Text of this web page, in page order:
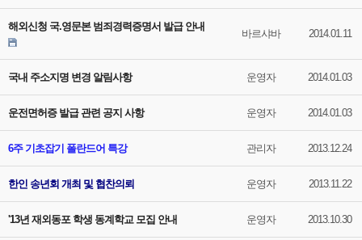
해외신청 국.영문본 범죄경력증명서 발급 안내
바르샤바 2014.01.11
국내 주소지명 변경 알림사항 운영자 2014.01.03
운전면허증 발급 관련 공지 사항 운영자 2014.01.03
6주 기초잡기 폴란드어 특강 관리자 2013.12.24
한인 송년회 개최 및 협찬의뢰 운영자 2013.11.22
'13년 재외동포 학생 동계학교 모집 안내 운영자 2013.10.30